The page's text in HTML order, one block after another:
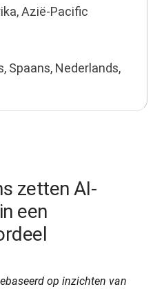
Azië-Pacific
Spaans, Nederlands,
zetten AI-
een
op inzichten van